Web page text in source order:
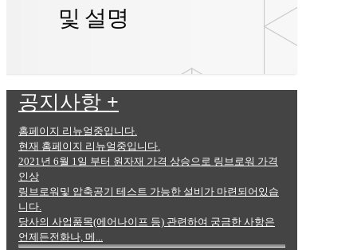
및 설명
스프레이노즐
공지사항 +
홈페이지 리뉴얼중입니다.
현재 홈페이지 리뉴얼중입니다.
2021년 6월 1일 부터 원자재 가격 상승으로 링브로워 가격
인상
링브로워및 압축공기 테스트 가능한 설비가 마련되어있습
니다.
당사의 사업품목(에어나이프 등) 관련하여 궁금한 사항은
언제든전화나, 메...